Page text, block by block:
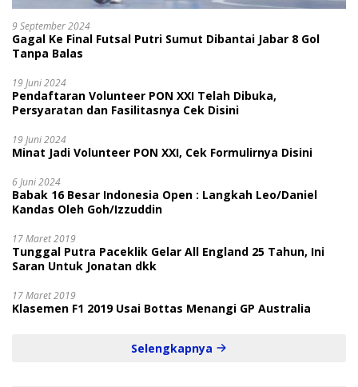
9 September 2024
Gagal Ke Final Futsal Putri Sumut Dibantai Jabar 8 Gol
Tanpa Balas
19 Juni 2024
Pendaftaran Volunteer PON XXI Telah Dibuka,
Persyaratan dan Fasilitasnya Cek Disini
19 Juni 2024
Minat Jadi Volunteer PON XXI, Cek Formulirnya Disini
6 Juni 2024
Babak 16 Besar Indonesia Open : Langkah Leo/Daniel
Kandas Oleh Goh/Izzuddin
17 Maret 2019
Tunggal Putra Paceklik Gelar All England 25 Tahun, Ini
Saran Untuk Jonatan dkk
17 Maret 2019
Klasemen F1 2019 Usai Bottas Menangi GP Australia
Selengkapnya